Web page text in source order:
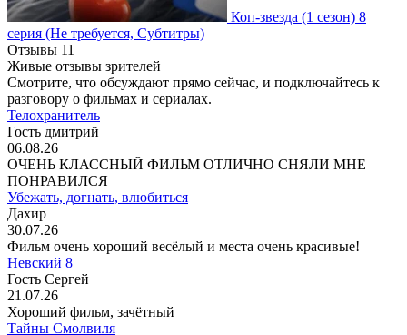
Коп-звезда (1 сезон) 8
серия (Не требуется, Субтитры)
Отзывы 11
Живые отзывы зрителей
Смотрите, что обсуждают прямо сейчас, и подключайтесь к
разговору о фильмах и сериалах.
Телохранитель
Гость дмитрий
06.08.26
ОЧЕНЬ КЛАССНЫЙ ФИЛЬМ ОТЛИЧНО СНЯЛИ МНЕ
ПОНРАВИЛСЯ
Убежать, догнать, влюбиться
Дахир
30.07.26
Фильм очень хороший весёлый и места очень красивые!
Невский 8
Гость Сергей
21.07.26
Хороший фильм, зачётный
Тайны Смолвиля